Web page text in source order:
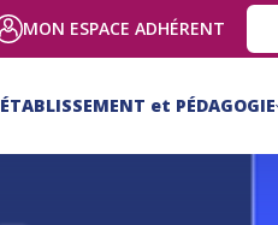
MON ESPACE ADHÉRENT
ÉTABLISSEMENT et PÉDAGOGIE